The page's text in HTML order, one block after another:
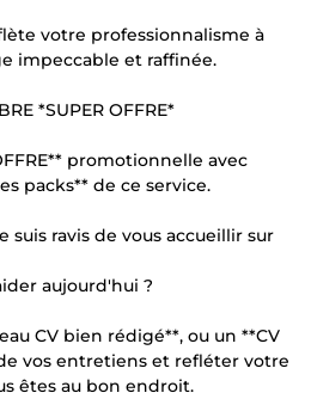
votre professionnalisme à
impeccable et raffinée.
*SUPER OFFRE*
promotionnelle avec
packs** de ce service.
suis ravis de vous accueillir sur
aujourd'hui ?
CV bien rédigé**, ou un **CV
vos entretiens et refléter votre
êtes au bon endroit.